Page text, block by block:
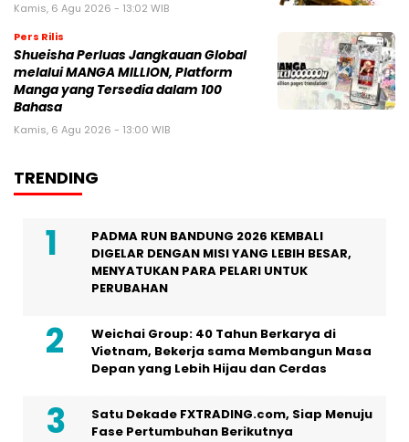
Kamis, 6 Agu 2026 - 13:02 WIB
Pers Rilis
Shueisha Perluas Jangkauan Global
melalui MANGA MILLION, Platform
Manga yang Tersedia dalam 100
Bahasa
Kamis, 6 Agu 2026 - 13:00 WIB
TRENDING
PADMA RUN BANDUNG 2026 KEMBALI
DIGELAR DENGAN MISI YANG LEBIH BESAR,
MENYATUKAN PARA PELARI UNTUK
PERUBAHAN
Weichai Group: 40 Tahun Berkarya di
Vietnam, Bekerja sama Membangun Masa
Depan yang Lebih Hijau dan Cerdas
Satu Dekade FXTRADING.com, Siap Menuju
Fase Pertumbuhan Berikutnya